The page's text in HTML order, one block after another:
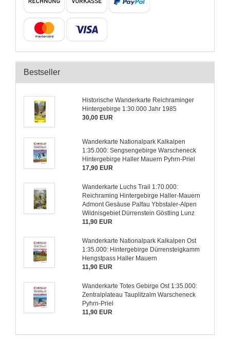
Bestseller
Historische Wanderkarte Reichraminger
Hintergebirge 1:30.000 Jahr 1985
30,00 EUR
Wanderkarte Nationalpark Kalkalpen
1:35.000: Sengsengebirge Warscheneck
Hintergebirge Haller Mauern Pyhrn-Priel
17,90 EUR
Wanderkarte Luchs Trail 1:70.000:
Reichraming Hintergebirge Haller-Mauern
Admont Gesäuse Palfau Ybbstaler-Alpen
Wildnisgebiet Dürrenstein Göstling Lunz
11,90 EUR
Wanderkarte Nationalpark Kalkalpen Ost
1:35.000: Hintergebirge Dürrensteigkamm
Hengstpass Haller Mauern
11,90 EUR
Wanderkarte Totes Gebirge Ost 1:35.000:
Zentralplateau Tauplitzalm Warscheneck
Pyhrn-Priel
11,90 EUR